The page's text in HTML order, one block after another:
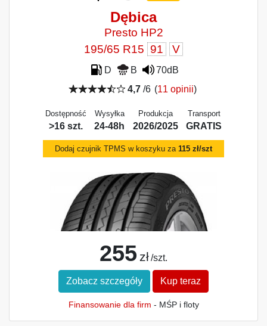
Dębica
Presto HP2
195/65 R15 91 V
D B
70dB
4,7/6 (11 opinii)
Dostępność
>16 szt.
Wysyłka
24-48h
Produkcja
2026/2025
Transport
GRATIS
Dodaj czujnik TPMS w koszyku za 115 zł/szt
255 zł /szt.
Zobacz szczegóły Kup teraz
Finansowanie dla firm - MŚP i floty